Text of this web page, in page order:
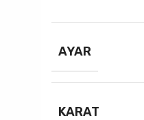
AYAR
KARAT